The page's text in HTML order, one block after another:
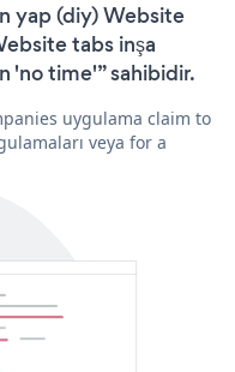
yap (diy) Website
tabs inşa
'no time'” sahibidir.
uygulama claim to
veya for a